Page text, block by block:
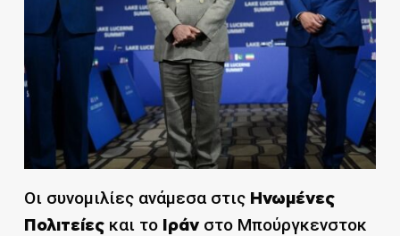
Οι συνομιλίες ανάμεσα στις Ηνωμένες
Πολιτείεςκαι το Ιράνστο Μπούργκενστοκ